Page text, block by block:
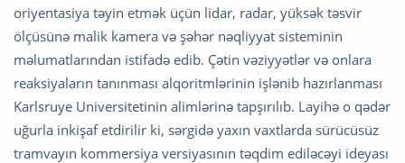
oriyentasiya təyin etmək üçün lidar, radar, yüksək təsvir
ölçüsünə malik kamera və şəhər nəqliyyat sisteminin
məlumatlarından istifadə edib. Çətin vəziyyətlər və onlara
reaksiyaların tanınması alqoritmlərinin işlənib hazırlanması
Karlsruye Universitetinin alimlərinə tapşırılıb. Layihə o qədər
uğurla inkişaf etdirilir ki, sərgidə yaxın vaxtlarda sürücüsüz
tramvayın kommersiya versiyasının təqdim ediləcəyi ideyası